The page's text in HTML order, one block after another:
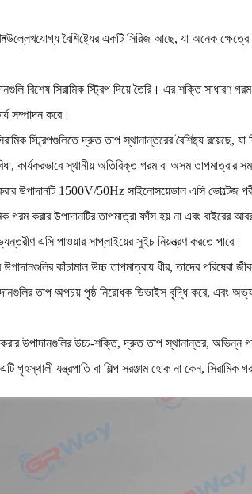
উল্লেখযোগ্য বৈশিষ্ট্যের একটি সিরিজ আছে, যা অনেক ক্ষেত্রে
বিশেষ সিরামিক স্ট্রিপ দিয়ে তৈরি। এর শক্তি
সম্পাদন করে।
স্ট্রিপগুলিতে দ্রুত তাপ স্থানান্তরের বৈশিষ্ট্য রয়েছে,
কার্যকরভাবে স্থানীয় অতিরিক্ত গরম বা অসম তাপমাত্রার
উপাদানটি 1500V/50Hz সাইনোসয়েডাল এসি ভোল্টেজ
গরম করার উপাদানটির তাপমাত্রা ফাঁস হয় না এবং বাইরের
এসি পাওয়ার সাপ্লাইয়ের সুইচ নিয়ন্ত্রণ করতে পারে।
উপাদানগুলির কাঁচামাল উচ্চ তাপমাত্রায় ধীর, তাদের
তাপ অপচয় পৃষ্ঠ নিরোধক ডিভাইস বৃদ্ধি করে, এবং
উপাদানগুলির উচ্চ-শক্তি, দ্রুত তাপ স্থানান্তর, অভিন্ন
গৃহস্থালী যন্ত্রপাতি বা শিল্প সরঞ্জাম হোক না কেন,